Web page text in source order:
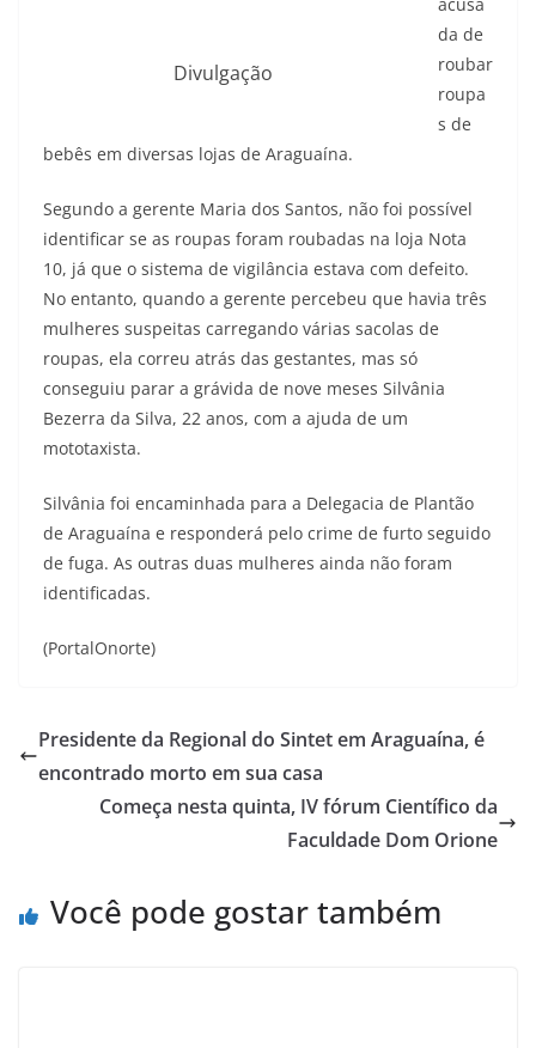
Divulgação
da de
roubar
roupa
s de
bebês em diversas lojas de Araguaína.
Segundo a gerente Maria dos Santos, não foi possível
identificar se as roupas foram roubadas na loja Nota
10, já que o sistema de vigilância estava com defeito.
No entanto, quando a gerente percebeu que havia três
mulheres suspeitas carregando várias sacolas de
roupas, ela correu atrás das gestantes, mas só
conseguiu parar a grávida de nove meses Silvânia
Bezerra da Silva, 22 anos, com a ajuda de um
mototaxista.
Silvânia foi encaminhada para a Delegacia de Plantão
de Araguaína e responderá pelo crime de furto seguido
de fuga. As outras duas mulheres ainda não foram
identificadas.
(PortalOnorte)
Presidente da Regional do Sintet em Araguaína, é
encontrado morto em sua casa
Começa nesta quinta, IV fórum Científico da
Faculdade Dom Orione
Você pode gostar também